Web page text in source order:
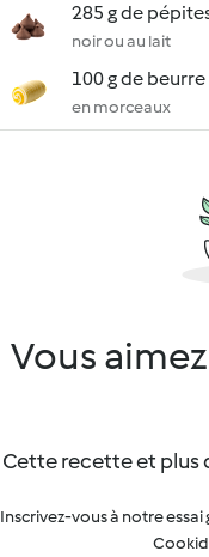
285 g de
noir ou au lait
100 g de
en morceaux
Vous
Cette recette et plus
Inscrivez-vous à notre